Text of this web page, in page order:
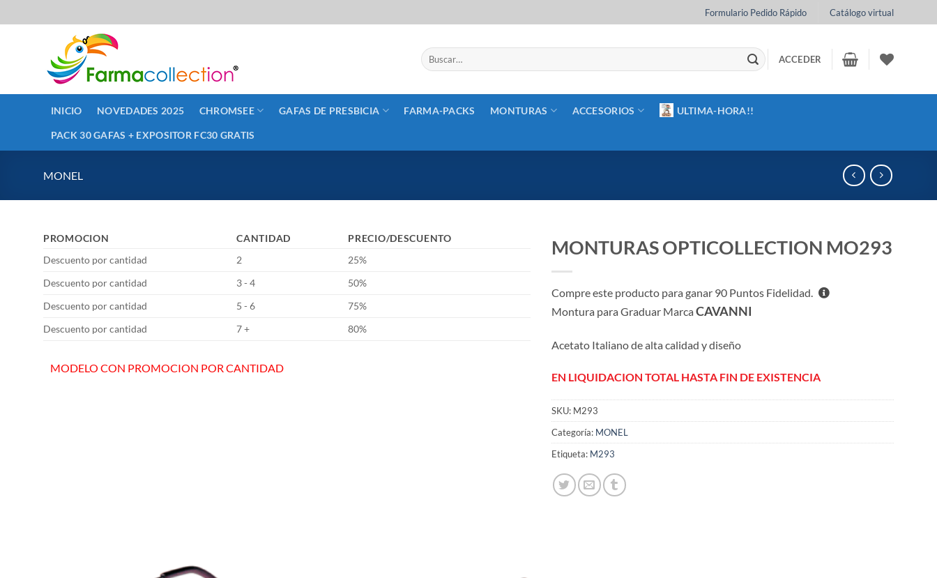
al
Formulario Pedido Rápido Catálogo virtual
Buscar
por:
ACCEDER
INICIO NOVEDADES 2025 CHROMSEE GAFAS DE PRESBICIA FARMA-PACKS MONTURAS ACCESORIOS ULTIMA-HORA!!
PACK 30 GAFAS + EXPOSITOR FC30 GRATIS
MONEL
PROMOCION CANTIDAD
PRECIO/DESCUENTO
Descuento por cantidad
2
25%
Descuento por cantidad
3 - 4
50%
Descuento por cantidad
5 - 6
75%
Descuento por cantidad
7 + 80%
MODELO CON PROMOCION POR CANTIDAD
MONTURAS OPTICOLLECTION MO293
Compre este producto para ganar 90 Puntos Fidelidad.
Montura para Graduar MarcaCAVANNI
Acetato Italiano de alta calidad y diseño
EN LIQUIDACION TOTAL HASTA FIN DE EXISTENCIA
SKU: M293
Categoría: MONEL
Etiqueta: M293